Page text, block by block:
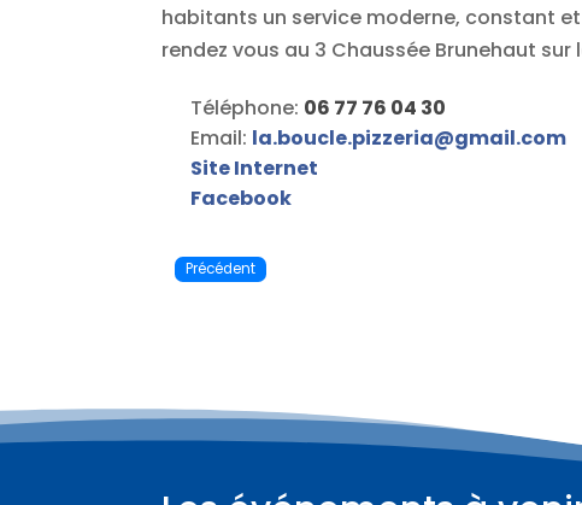
habitants un service moderne, constant
rendez vous au 3 Chaussée Brunehaut sur
Téléphone: 06 77 76 04 30
Email: la.boucle.pizzeria@gmail.com
Site Internet
Facebook
Précédent